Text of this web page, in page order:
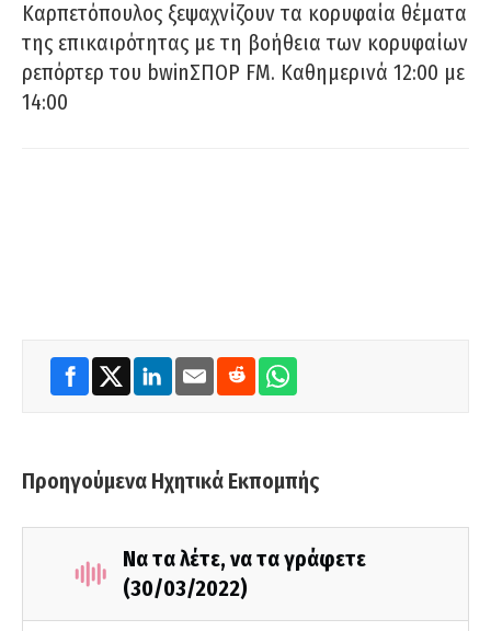
Καρπετόπουλος ξεψαχνίζουν τα κορυφαία θέματα
της επικαιρότητας με τη βοήθεια των κορυφαίων
ρεπόρτερ του bwinΣΠΟΡ FM. Καθημερινά 12:00 με
14:00
Προηγούμενα Ηχητικά Εκπομπής
Να τα λέτε, να τα γράφετε
(30/03/2022)